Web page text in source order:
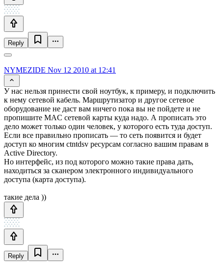
Reply
NYMEZIDE Nov 12 2010 at 12:41
У нас нельзя принести свой ноутбук, к примеру, и подключить
к нему сетевой кабель. Маршрутизатор и другое сетевое
оборудование не даст вам ничего пока вы не пойдете и не
пропишите MAC сетевой карты куда надо. А прописать это
дело может только один человек, у которого есть туда доступ.
Если все правильно прописать — то сеть появится и будет
доступ ко многим ctntdsv ресурсам согласно вашим правам в
Active Directory.
Но интерфейс, из под которого можно такие права дать,
находиться за сканером электронного индивидуального
доступа (карта доступа).
такие дела ))
Reply